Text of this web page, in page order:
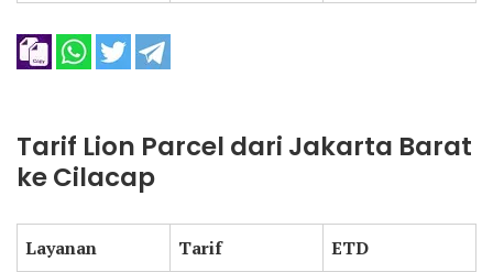
Tarif Lion Parcel dari Jakarta Barat
ke Cilacap
Layanan Tarif
ETD